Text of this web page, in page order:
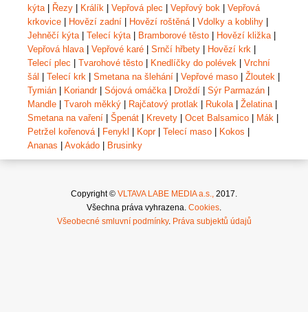
kýta | Řezy | Králík | Vepřová plec | Vepřový bok | Vepřová
krkovice | Hovězí zadní | Hovězí roštěná | Vdolky a koblihy |
Jehněčí kýta | Telecí kýta | Bramborové těsto | Hovězí kližka |
Vepřová hlava | Vepřové karé | Srnčí hřbety | Hovězí krk |
Telecí plec | Tvarohové těsto | Knedlíčky do polévek | Vrchní
šál | Telecí krk | Smetana na šlehání | Vepřové maso | Žloutek |
Tymián | Koriandr| Sójová omáčka | Droždí | Sýr Parmazán |
Mandle | Tvaroh měkký | Rajčatový protlak | Rukola | Želatina |
Smetana na vaření | Špenát | Krevety | Ocet Balsamico | Mák |
Petržel kořenová | Fenykl | Kopr| Telecí maso | Kokos |
Ananas | Avokádo | Brusinky
Copyright © VLTAVA LABE MEDIA a.s.,
2017.
Všechna práva vyhrazena. Cookies
Všeobecné smluvní podmínky. Práva subjektů údajů